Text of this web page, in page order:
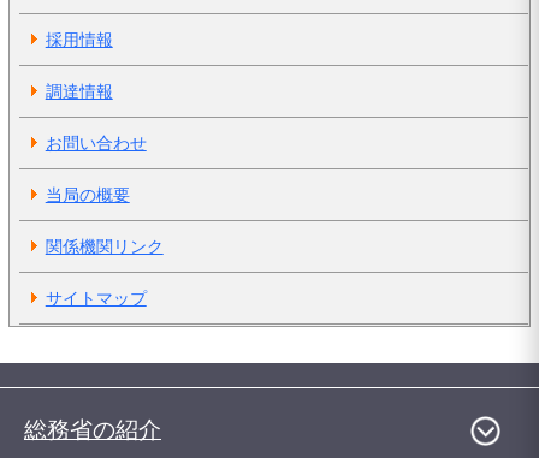
採用情報
調達情報
お問い合わせ
当局の概要
関係機関リンク
サイトマップ
総務省の紹介